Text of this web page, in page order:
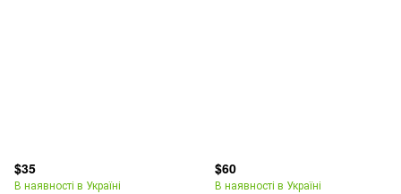
$35
В наявності в Україні
$60
В наявності в Україні